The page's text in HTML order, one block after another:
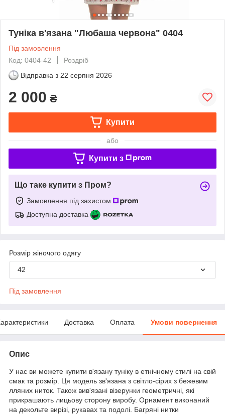
Туніка в'язана "Любаша червона" 0404
Під замовлення
Код: 0404-42
Роздріб
Відправка з 22 серпня 2026
2 000 ₴
Купити
або
Купити з
Що таке купити з Пром?
Замовлення під захистом
Доступна доставка
Розмір жіночого одягу
42
Під замовлення
Доставка Оплата Умови повернення
Опис
У нас ви можете купити в'язану туніку в етнічному стилі на свій
смак та розмір. Ця модель зв'язана з світло-сірих з бежевим
лляних ниток. Також вив'язані візерунки геометричні, які
прикрашають лицьову сторону виробу. Орнамент виконаний
на декольте вирізі, рукавах та подолі. Багряні нитки